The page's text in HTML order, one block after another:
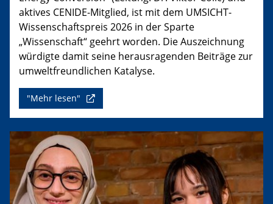
aktives CENIDE-Mitglied, ist mit dem UMSICHT-
Wissenschaftspreis 2026 in der Sparte
„Wissenschaft“ geehrt worden. Die Auszeichnung
würdigte damit seine herausragenden Beiträge zur
umweltfreundlichen Katalyse.
"Mehr lesen"